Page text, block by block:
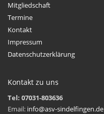
Mitgliedschaft
Termine
Kontakt
Impressum
Datenschutzerklärung
Kontakt zu uns
Tel: 07031-803636
Email: info@asv-sindelfingen.de